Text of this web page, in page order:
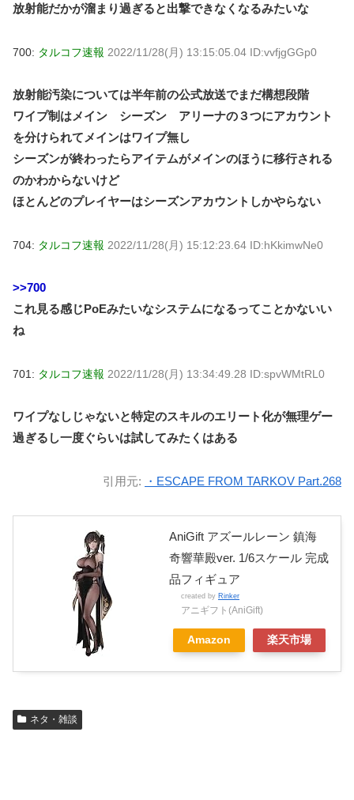
放射能だかが溜まり過ぎると出撃できなくなるみたいな
700: タルコフ速報 2022/11/28(月) 13:15:05.04 ID:vvfjgGGp0
放射能汚染については半年前の公式放送でまだ構想段階
ワイプ制はメイン シーズン アリーナの３つにアカウント
を分けられてメインはワイプ無し
シーズンが終わったらアイテムがメインのほうに移行される
のかわからないけど
ほとんどのプレイヤーはシーズンアカウントしかやらない
704: タルコフ速報 2022/11/28(月) 15:12:23.64 ID:hKkimwNe0
>>700
これ見る感じPoEみたいなシステムになるってことかないい
ね
701: タルコフ速報 2022/11/28(月) 13:34:49.28 ID:spvWMtRL0
ワイプなしじゃないと特定のスキルのエリート化が無理ゲー
過ぎるし一度ぐらいは試してみたくはある
引用元: ・ESCAPE FROM TARKOV Part.268
AniGift アズールレーン 鎮海
奇響華殿ver. 1/6スケール 完成
品フィギュア
created by Rinker
アニギフト(AniGift)
Amazon 楽天市場
ネタ・雑談